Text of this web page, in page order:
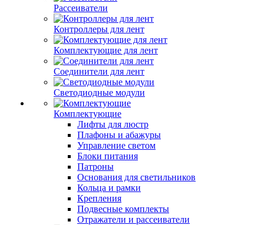
Рассеиватели
Контроллеры для лент
Комплектующие для лент
Соединители для лент
Светодиодные модули
Комплектующие
Лифты для люстр
Плафоны и абажуры
Управление светом
Блоки питания
Патроны
Основания для светильников
Кольца и рамки
Крепления
Подвесные комплекты
Отражатели и рассеиватели